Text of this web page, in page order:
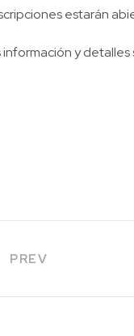
estarán
información y
PREV